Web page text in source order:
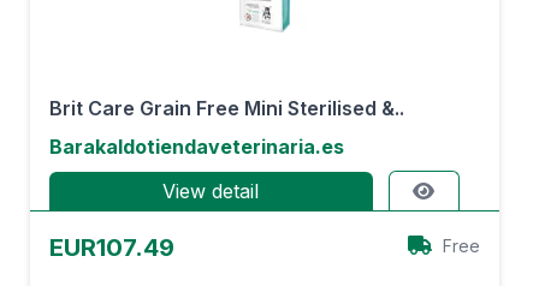
Brit Care Grain Free Mini Sterilised &..
Barakaldotiendaveterinaria.es
View detail
EUR107.49 Free